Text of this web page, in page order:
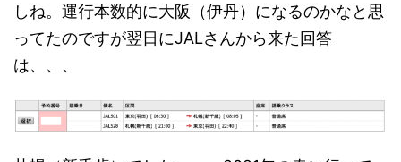
しね。運行本数的に大阪（伊丹）になるのかなと思
ってたのですが翌日にJALさんから来た回答
は、、、